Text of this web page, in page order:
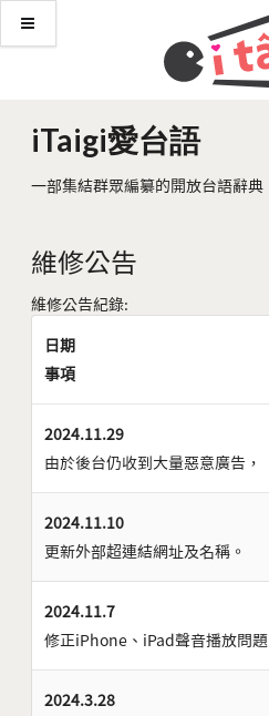
iTaigi愛台語
一部集結群眾編纂的開放台語辭典
維修公告
維修公告紀錄:
日期
事項
2024.11.29
由於後台仍收到大量惡意廣告，
2024.11.10
更新外部超連結網址及名稱。
2024.11.7
修正iPhone、iPad聲音播放問題
2024.3.28